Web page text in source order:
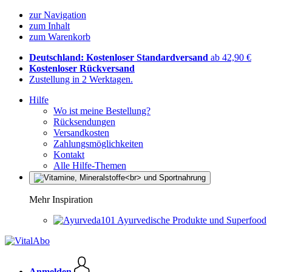
zur Navigation
zum Inhalt
zum Warenkorb
Deutschland: Kostenloser Standardversand ab 42,90 €
Kostenloser Rückversand
Zustellung in 2 Werktagen.
Hilfe
Wo ist meine Bestellung?
Rücksendungen
Versandkosten
Zahlungsmöglichkeiten
Kontakt
Alle Hilfe-Themen
Mehr Inspiration
Ayurvedische Produkte und Superfood